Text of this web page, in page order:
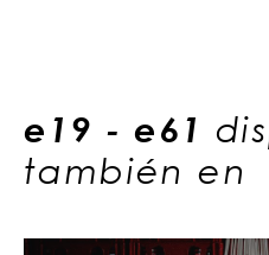
e19 - e61
también en